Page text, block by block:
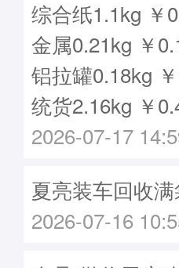
综合纸1.1kg ￥
金属0.21kg ￥
铝拉罐0.18kg
统货2.16kg ￥
2026-07-17
夏亮装车回收
2026-07-16